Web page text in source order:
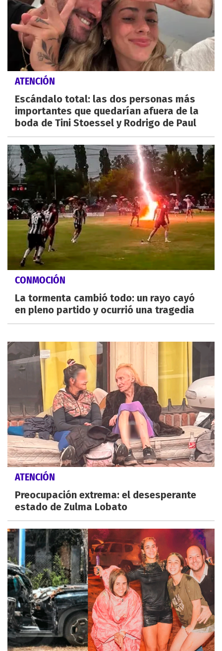
ATENCIÓN
Escándalo total: las dos personas más
importantes que quedarían afuera de la
boda de Tini Stoessel y Rodrigo de Paul
CONMOCIÓN
La tormenta cambió todo: un rayo cayó
en pleno partido y ocurrió una tragedia
ATENCIÓN
Preocupación extrema: el desesperante
estado de Zulma Lobato